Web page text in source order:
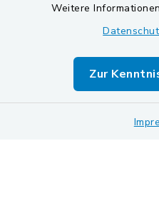
Weitere
Zur